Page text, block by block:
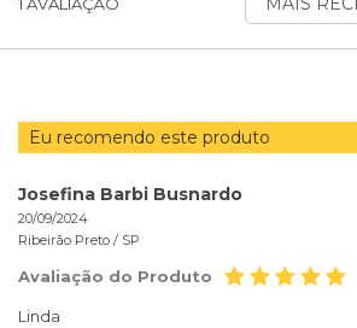
1 AVALIAÇÃO
AVALIAÇÕES
Eu recomendo este produto
Josefina Barbi Busnardo
20/09/2024
Ribeirão Preto / SP
Avaliação do Produto
Linda